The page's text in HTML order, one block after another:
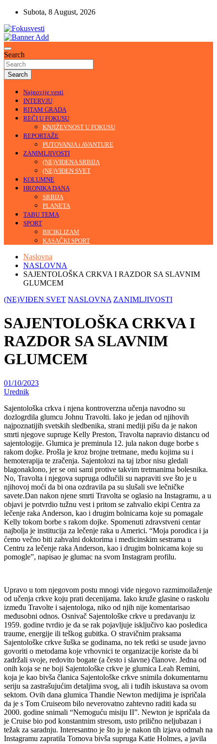
Skip
content
Subota, 8 August, 2026
Fokusvesti
Search
Search
Najnovije vesti
INTERVJU
RITAM GRADA
REČI U FOKUSU
KNJIŽEVNOST U FOKUSU
REPORTAŽE
PUTOVANJA i AVANTURE
ZANIMLJIVOSTI
(NE)VIĐENA SRBIJA
(NE)VIĐEN SVET
KOLUMNE
HRONIKA DANA
SRBIJA
PLANETA
TABU TEMA
SPORT
BICIKLIZAM
KASAČKI SPORT
Naslovna
NASLOVNA
SAJENTOLOŠKA CRKVA I RAZDOR SA SLAVNIM
GLUMCEM
(NE)VIĐEN SVET NASLOVNA ZANIMLJIVOSTI
SAJENTOLOŠKA CRKVA I
RAZDOR SA SLAVNIM
GLUMCEM
01/10/2023
Urednik
Sajentološka crkva i njena kontroverzna učenja navodno su
dozlogrdila glumcu Johnu Travolti. Iako je jedan od njihovih
najpoznatijih svetskih sledbenika, strani mediji pišu da je nakon
smrti njegove supruge Kelly Preston, Travolta napravio distancu od
sajentologije. Glumica je preminula 12. jula nakon duge borbe s
rakom dojke. Prošla je kroz brojne tretmane, među kojima su i
hemoterapija te zračenja. Sajentolozi na taj izbor nisu gledali
blagonaklono, jer se oni sami protive takvim tretmanima bolesnika.
No, Travolta i njegova supruga odlučili su napraviti sve što je u
njihovoj moći da bi ona ozdravila pa su slušali sve lečničke
savete.Dan nakon njene smrti Travolta se oglasio na Instagramu, a u
objavi je potvrdio tužnu vest i pritom se zahvalio ekipi Centra za
lečenje raka Anderson, kao i drugim bolnicama koje su pomagale
Kelly tokom borbe s rakom dojke. Spomenuti zdravstveni centar
najbolja je institucija za lečenje raka u Americi. “Moja porodica i ja
ćemo večno biti zahvalni doktorima i medicinskim sestrama u
Centru za lečenje raka Anderson, kao i drugim bolnicama koje su
pomogle”, napisao je glumac na svom Instagram profilu.
Upravo u tom njegovom postu mnogi vide njegovo razmimoilaženje
od učenja crkve koju prati decenijama. Iako kruže glasine o raskolu
između Travolte i sajentologa, niko od njih nije komentarisao
međusobni odnos. Osnivač Sajentološke crkve u predavanju iz
1959. godine tvrdio je da se rak pojavljuje isključivo kao posledica
traume, energije ili teškog gubitka. O stravičnim praksama
Sajentološke crkve šuška se godinama, no tek retki se usude javno
govoriti o metodama koje vrhovnici te organizacije koriste da bi
zadržali svoje, redovito bogate (a često i slavne) članove. Jedna od
onih koja se ne boji Sajentološke crkve je glumica Leah Remini,
koja je kao bivša članica Sajentološke crkve snimila dokumentarnu
seriju sa zastrašujućim detaljima svog, ali i tuđih iskustava sa ovom
sektom. Ovih dana glumica Thandie Newton medijima je ispričala
da je s Tom Cruiseom bilo neverovatno zahtevno raditi kada su
2000. godine snimali “Nemoguću misiju II”. Newton je ispričala da
je Cruise bio pod konstantnim stresom, usto prilično neljubazan i
težak za saradnju. Interesantno je što ju je nakon tih izjava odmah na
Instagramu zapratila Tomova bivša supruga Katie Holmes, a javila